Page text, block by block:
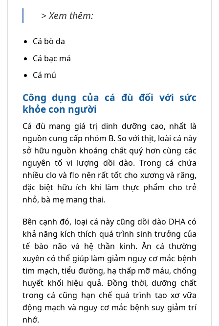
> Xem thêm:
Cá bò da
Cá bạc má
Cá mú
Công dụng của cá đù đối với sức
khỏe con người
Cá đù mang giá trị dinh dưỡng cao, nhất là
nguồn cung cấp nhóm B. So với thịt, loài cá này
sở hữu nguồn khoáng chất quý hơn cùng các
nguyên tố vi lượng dồi dào. Trong cá chứa
nhiều clo và flo nên rất tốt cho xương và răng,
đặc biệt hữu ích khi làm thực phẩm cho trẻ
nhỏ, bà mẹ mang thai.
Bên cạnh đó, loại cá này cũng dồi dào DHA có
khả năng kích thích quá trình sinh trưởng của
tế bào não và hệ thần kinh. Ăn cá thường
xuyên có thể giúp làm giảm nguy cơ mắc bệnh
tim mạch, tiểu đường, hạ thấp mỡ máu, chống
huyết khối hiệu quả. Đồng thời, dưỡng chất
trong cá cũng hạn chế quá trình tạo xơ vữa
động mạch và nguy cơ mắc bệnh suy giảm trí
nhớ.